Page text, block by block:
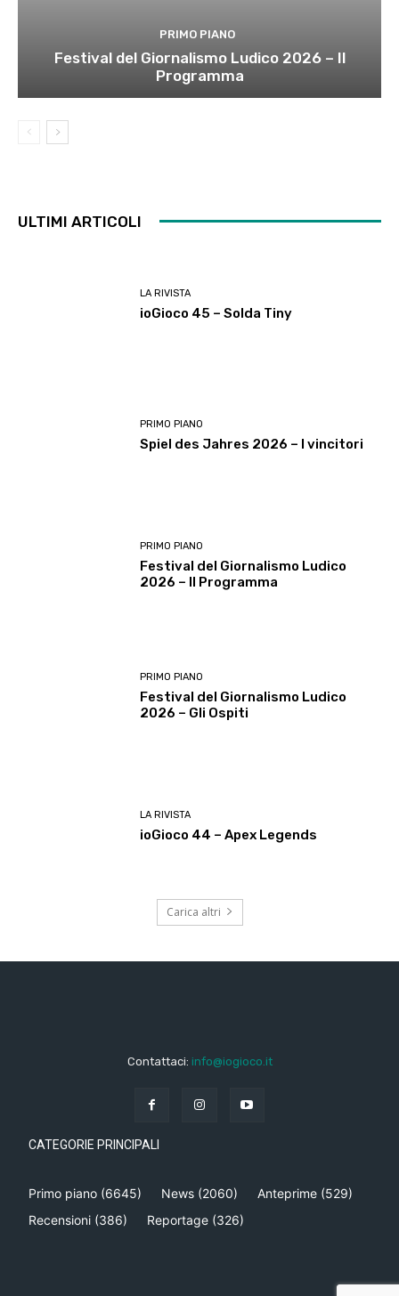
PRIMO PIANO
Festival del Giornalismo Ludico 2026 – Il
Programma
ULTIMI ARTICOLI
LA RIVISTA
ioGioco 45 – Solda Tiny
PRIMO PIANO
Spiel des Jahres 2026 – I vincitori
PRIMO PIANO
Festival del Giornalismo Ludico
2026 – Il Programma
PRIMO PIANO
Festival del Giornalismo Ludico
2026 – Gli Ospiti
LA RIVISTA
ioGioco 44 – Apex Legends
Carica altri
Contattaci: info@iogioco.it
CATEGORIE PRINCIPALI
Primo piano (6645) News (2060) Anteprime (529)
Recensioni (386) Reportage (326)